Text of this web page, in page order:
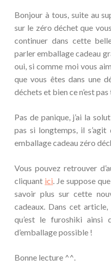
Bonjour à tous, suite au
sur le zéro déchet que
continuer dans cette
parler emballage cadeau
oui, si comme moi vous
que vous êtes dans une
déchets et bien ce n’est
Pas de panique, j’ai la
pas si longtemps, il s’agit
emballage cadeau zéro
Vous pouvez retrouver
cliquant ici. Je suppose
savoir plus sur cette
cadeaux. Dans cet
qu’est le furoshiki ainsi
d’emballage possible !
Bonne lecture ^^.